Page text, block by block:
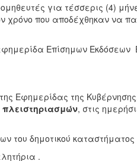
για τέσσερις (4)
χρόνο που αποδέχθηκαν να
Επίσημων Εκδόσεων
Εφημερίδας της
, στις
του δημοτικού
.